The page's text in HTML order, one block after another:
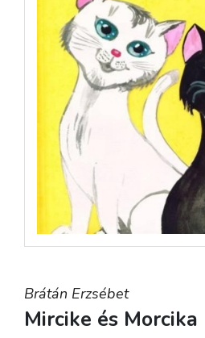
Brátán Erzsébet
Mircike és Morcika